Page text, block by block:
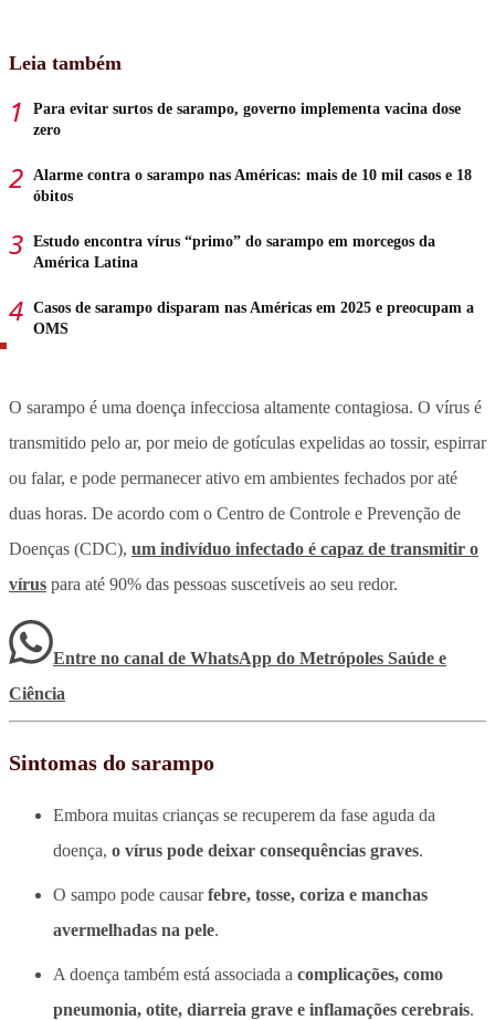
Leia também
Para evitar surtos de sarampo, governo implementa vacina dose
zero
Alarme contra o sarampo nas Américas: mais de 10 mil casos e 18
óbitos
Estudo encontra vírus “primo” do sarampo em morcegos da
América Latina
Casos de sarampo disparam nas Américas em 2025 e preocupam a
OMS
O sarampo é uma doença infecciosa altamente contagiosa. O vírus é
transmitido pelo ar, por meio de gotículas expelidas ao tossir, espirrar
ou falar, e pode permanecer ativo em ambientes fechados por até
duas horas. De acordo com o Centro de Controle e Prevenção de
Doenças (CDC), um indivíduo infectado é capaz de transmitir o
vírus para até 90% das pessoas suscetíveis ao seu redor.
Entre no canal de WhatsApp do Metrópoles Saúde e
Ciência
Sintomas do sarampo
Embora muitas crianças se recuperem da fase aguda da
doença, o vírus pode deixar consequências graves.
O sampo pode causarfebre, tosse, coriza e manchas
avermelhadas na pele.
A doença também está associada a complicações, como
pneumonia, otite, diarreia grave e inflamações cerebrais.